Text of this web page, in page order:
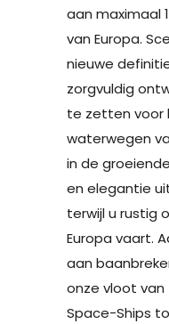
aan maximaal
van Europa.
nieuwe
zorgvuldig
te zetten voor
waterwegen
in de
en elegantie
terwijl u rustig
Europa vaart.
aan
onze vloot
Space-Ships